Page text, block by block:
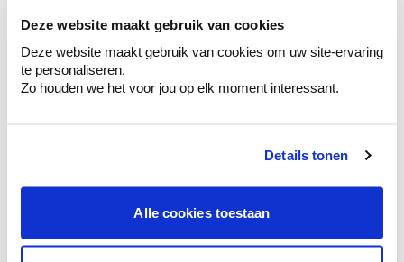
Deze website maakt gebruik van cookies
Deze website maakt gebruik van cookies om uw site-ervaring
te personaliseren.
Zo houden we het voor jou op elk moment interessant.
Details tonen
Alle cookies toestaan
en je meubels.
Krijg ineens een technologische check-up
Bekijk je kleur in de winkel
Ontdek er kleurechte stalen van je
kleurenselectie.